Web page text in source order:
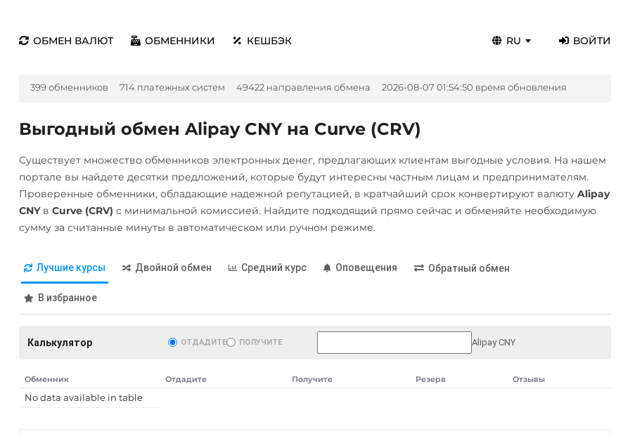
ОБМЕН ВАЛЮТ ОБМЕННИКИ КЕШБЭК RU ВОЙТИ
399 обменников 714 платежных систем 49422 направления обмена 2026-08-07 01:54:50 время обновления
Выгодный обмен Alipay CNY на Curve (CRV)
Существует множество обменников электронных денег, предлагающих клиентам выгодные условия. На нашем
портале вы найдете десятки предложений, которые будут интересны частным лицам и предпринимателям.
Проверенные обменники, обладающие надежной репутацией, в кратчайший срок конвертируют валюту Alipay
CNYв Curve (CRV) с минимальной комиссией. Найдите подходящий прямо сейчас и обменяйте необходимую
сумму за считанные минуты в автоматическом или ручном режиме.
Лучшие курсы Двойной обмен Средний курс Оповещения Обратный обмен
В избранное
Калькулятор ОТДАДИТЕ ПОЛУЧИТЕ Alipay CNY
Обменник Отдадите Получите Резерв Отзывы
No data available in table